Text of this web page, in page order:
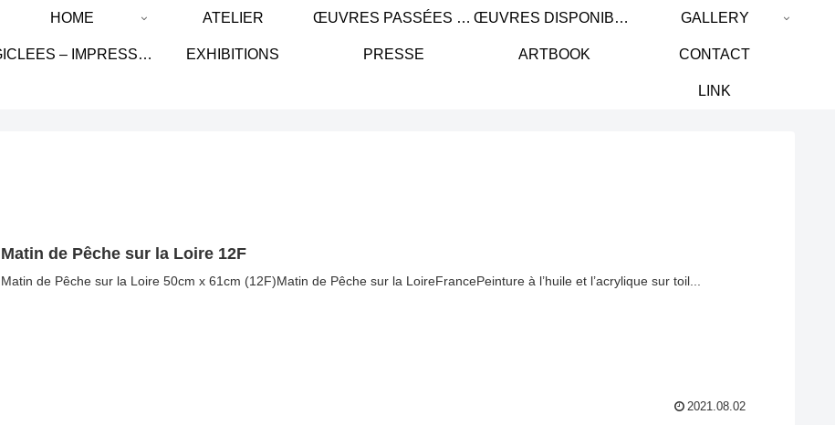
HOME ATELIER ŒUVRES PASSÉES / PAST WORK ŒUVRES DISPONIBLES / AVAILABLE WORKS GALLERY
GICLEES – IMPRESSION SUR TOILE DE LIN/ IMPRESSION ON LINEN CANVAS EXHIBITIONS PRESSE ARTBOOK CONTACT
LINK
Matin de Pêche sur la Loire 12F
Matin de Pêche sur la Loire 50cm x 61cm (12F)Matin de Pêche sur la LoireFrancePeinture à l’huile et l’acrylique sur toil...
2021.08.02